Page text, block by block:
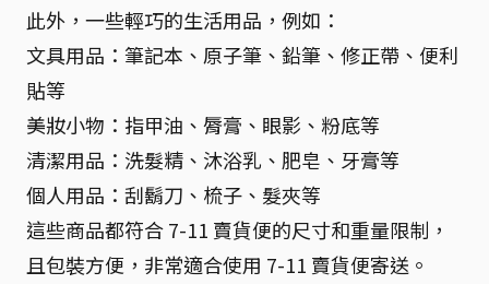
此外，一些輕巧的生活用品，例如：
文具用品：筆記本、原子筆、鉛筆、修正帶、便利
貼等
美妝小物：指甲油、脣膏、眼影、粉底等
清潔用品：洗髮精、沐浴乳、肥皂、牙膏等
個人用品：刮鬍刀、梳子、髮夾等
這些商品都符合 7-11 賣貨便的尺寸和重量限制，
且包裝方便，非常適合使用 7-11 賣貨便寄送。